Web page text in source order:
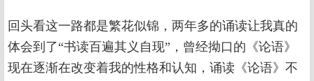
回头看这一路都是繁花似锦，两年多的诵读让我真的
体会到了“书读百遍其义自现”，曾经拗口的《论语》
现在逐渐在改变着我的性格和认知，诵读《论语》不